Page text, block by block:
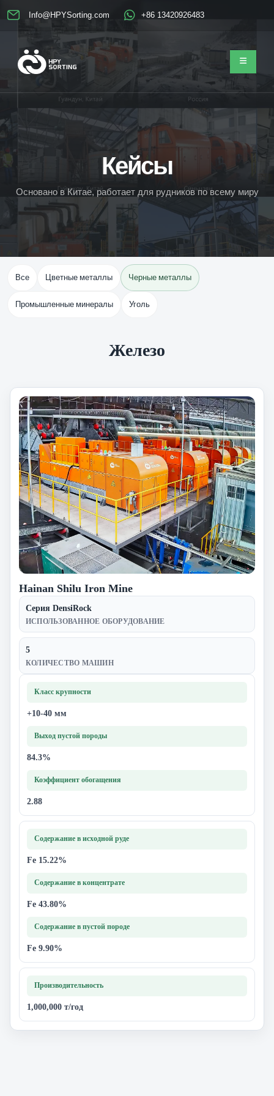
Info@HPYSorting.com +86 13420926483
Кейсы
Основано в Китае, работает для рудников по всему миру
Все Цветные металлы Черные металлы
Промышленные минералы Уголь
Железо
Hainan Shilu Iron Mine
Серия DensiRock
ИСПОЛЬЗОВАННОЕ ОБОРУДОВАНИЕ
5
КОЛИЧЕСТВО МАШИН
Класс крупности
+10-40 мм
Выход пустой породы
84.3%
Коэффициент обогащения
2.88
Содержание в исходной руде
Fe 15.22%
Содержание в концентрате
Fe 43.80%
Содержание в пустой породе
Fe 9.90%
Производительность
1,000,000 т/год